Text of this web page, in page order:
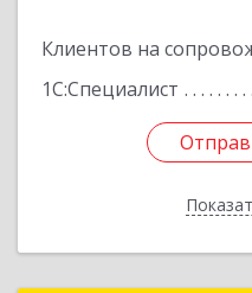
Клиентов на
1С:Специалист